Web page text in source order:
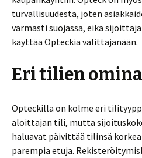
turvallisuudesta, joten
varmasti suojassa, eikä
käyttää Opteckia välittäjänään.
Eri tilien
Opteckilla on kolme eri
aloittajan tili, mutta
haluavat päivittää tilinsä
parempia etuja.